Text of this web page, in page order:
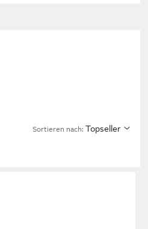
Sortieren nach: Topseller